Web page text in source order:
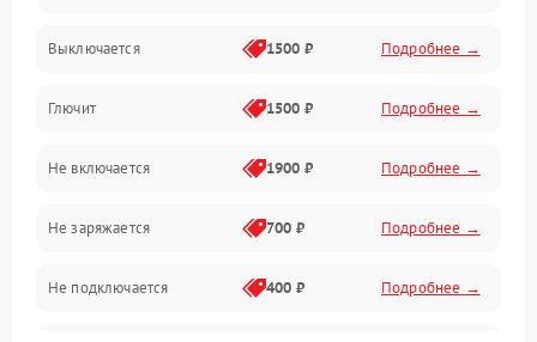
Механические повреждения
Выключается 1500 ₽ Подробнее →
Глючит 1500 ₽ Подробнее →
Не включается 1900 ₽ Подробнее →
Не заряжается 700 ₽ Подробнее →
Не подключается 400 ₽ Подробнее →